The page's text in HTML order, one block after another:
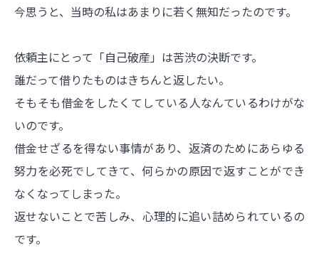
今思うと、当時の私はあまりに若く無知だったのです。
依頼主にとって「自己破産」は苦渋の決断です。
誰だって借りたものはきちんと返したい。
そもそも借金をしたくてしている人なんているわけがな
いのです。
借金せざるを得ない事情があり、返済のためにあらゆる
努力を必死でしてきて、何らかの原因で返すことができ
なくなってしまった。
返せないことで苦しみ、心理的に追い詰められているの
です。